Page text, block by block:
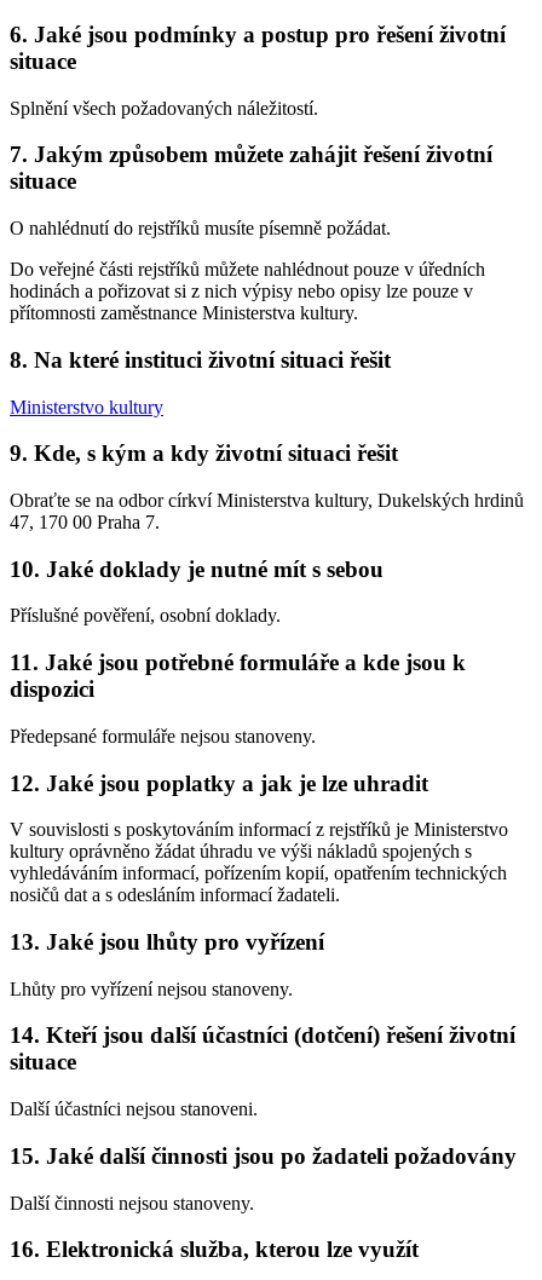
6. Jaké jsou podmínky a postup pro řešení životní
situace
Splnění všech požadovaných náležitostí.
7. Jakým způsobem můžete zahájit řešení životní
situace
O nahlédnutí do rejstříků musíte písemně požádat.
Do veřejné části rejstříků můžete nahlédnout pouze v úředních
hodinách a pořizovat si z nich výpisy nebo opisy lze pouze v
přítomnosti zaměstnance Ministerstva kultury.
8. Na které instituci životní situaci řešit
Ministerstvo kultury
9. Kde, s kým a kdy životní situaci řešit
Obraťte se na odbor církví Ministerstva kultury, Dukelských hrdinů
47, 170 00 Praha 7.
10. Jaké doklady je nutné mít s sebou
Příslušné pověření, osobní doklady.
11. Jaké jsou potřebné formuláře a kde jsou k
dispozici
Předepsané formuláře nejsou stanoveny.
12. Jaké jsou poplatky a jak je lze uhradit
V souvislosti s poskytováním informací z rejstříků je Ministerstvo
kultury oprávněno žádat úhradu ve výši nákladů spojených s
vyhledáváním informací, pořízením kopií, opatřením technických
nosičů dat a s odesláním informací žadateli.
13. Jaké jsou lhůty pro vyřízení
Lhůty pro vyřízení nejsou stanoveny.
14. Kteří jsou další účastníci (dotčení) řešení životní
situace
Další účastníci nejsou stanoveni.
15. Jaké další činnosti jsou po žadateli požadovány
Další činnosti nejsou stanoveny.
16. Elektronická služba, kterou lze využít